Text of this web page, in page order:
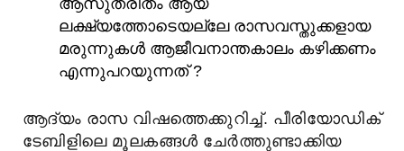
ലക്ഷ്യത്തോടെയല്ലേ രാസവസ്തുക്കളായ
മരുന്നുകൾ ആജീവനാന്തകാലം കഴിക്കണം
എന്നുപറയുന്നത് ?
ആദ്യം രാസ വിഷത്തെക്കുറിച്ച്. പീരിയോഡിക്
ടേബിളിലെ മൂലകങ്ങൾ ചേർത്തുണ്ടാക്കിയ